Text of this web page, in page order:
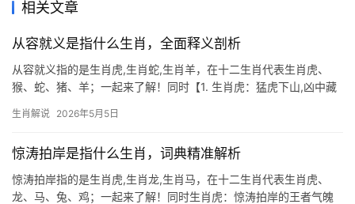
相关文章
从容就义是指什么生肖，全面释义剖析
从容就义指的是生肖虎,生肖蛇,生肖羊，在十二生肖代表生肖虎、
猴、蛇、猪、羊；一起来了解！同时【1. 生肖虎：猛虎下山,凶中藏
团队停滞之困，尤其是29岁至51岁者，职场恐遭领导责骂，甚至被
生肖解说 2026年5月5日
惊涛拍岸是指什么生肖，词典精准解析
惊涛拍岸指的是生肖虎,生肖龙,生肖马，在十二生肖代表生肖虎、
龙、马、兔、鸡；一起来了解！同时生肖虎：惊涛拍岸的王者气魄